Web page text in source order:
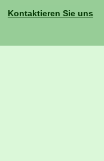
Daten und Preise
Buchungen
Kontaktieren Sie uns